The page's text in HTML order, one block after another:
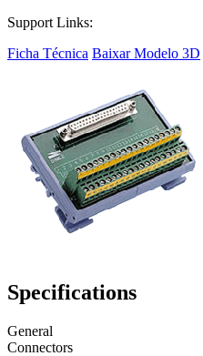
Support Links:
Ficha Técnica Baixar Modelo 3D
Specifications
General
Connectors